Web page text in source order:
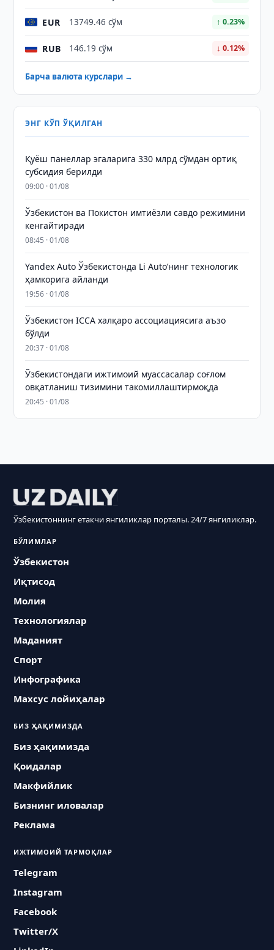
EUR 13749.46 сўм ↑ 0.23%
RUB 146.19 сўм ↓ 0.12%
Барча валюта курслари →
ЭНГ КЎП ЎҚИЛГАН
Қуёш панеллар эгаларига 330 млрд сўмдан ортиқ
субсидия берилди
09:00 · 01/08
Ўзбекистон ва Покистон имтиёзли савдо режимини
кенгайтиради
08:45 · 01/08
Yandex Auto Ўзбекистонда Li Auto’нинг технологик
ҳамкорига айланди
19:56 · 01/08
Ўзбекистон ICCA халқаро ассоциациясига аъзо
бўлди
20:37 · 01/08
Ўзбекистондаги ижтимоий муассасалар соғлом
овқатланиш тизимини такомиллаштирмоқда
20:45 · 01/08
Ўзбекистоннинг етакчи янгиликлар порталы. 24/7 янгиликлар.
БЎЛИМЛАР
Ўзбекистон
Иқтисод
Молия
Технологиялар
Маданият
Спорт
Инфографика
Махсус лойиҳалар
БИЗ ҲАҚИМИЗДА
Биз ҳақимизда
Қоидалар
Макфийлик
Бизнинг иловалар
Реклама
ИЖТИМОИЙ ТАРМОҚЛАР
Telegram
Instagram
Facebook
Twitter/X